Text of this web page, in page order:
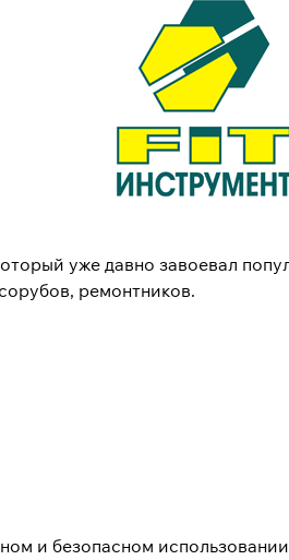
уже давно завоевал
ремонтников.
и безопасном